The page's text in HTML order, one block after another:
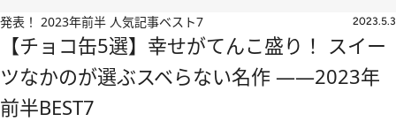
発表！ 2023年前半 人気記事ベスト7 2023.5.3
【チョコ缶5選】幸せがてんこ盛り！ スイー
ツなかのが選ぶスベらない名作 ――2023年
前半BEST7